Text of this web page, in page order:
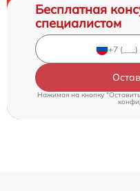
Бесплатная
специалистом
Нажимая на кнопку